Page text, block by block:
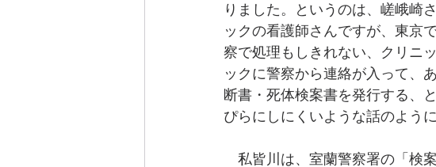
りました。というのは、嵯峨崎
ックの看護師さんですが、東京
察で処理もしきれない、クリニ
ックに警察から連絡が入って、
断書・死体検案書を発行する、
ぴらにしにくいような話のよう
私皆川は、室蘭警察署の「検